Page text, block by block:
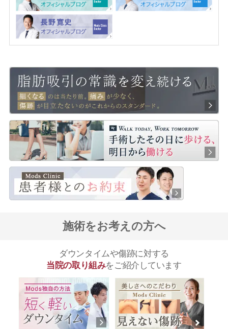
施術をお考えの方へ
ダウンタイムや傷跡に対する
当院の取り組みをご紹介しています